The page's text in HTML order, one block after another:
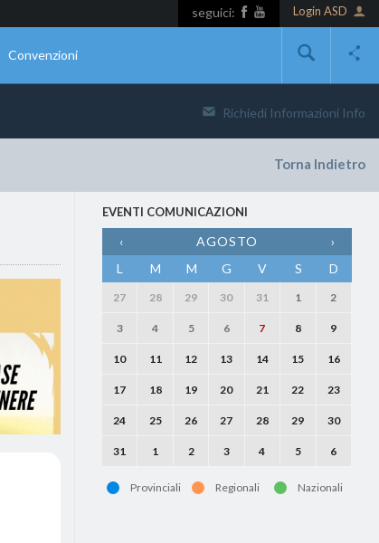
Login ASD
seguici:
Convenzioni
Richiedi Informazioni Info
Torna Indietro
EVENTI COMUNICAZIONI
‹ AGOSTO
›
L
M M G V S D
27 28 29 30 31 1 2
3 4 5 6 7 8 9
10 11 12 13 14 15 16
17 18 19 20 21 22 23
24 25 26 27 28 29 30
31 1 2 3 4 5 6
Provinciali Regionali Nazionali